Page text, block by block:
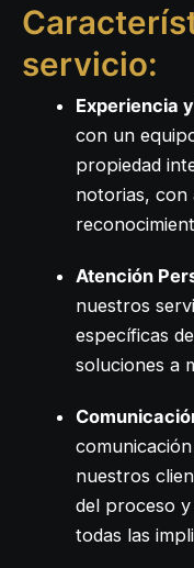
servicio:
Experiencia
con un
propiedad
notorias, con
Atención
nuestros
específicas
soluciones a
nuestros
del proceso
todas las